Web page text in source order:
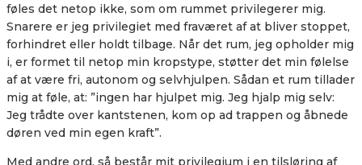
føles det netop ikke, som om rummet privilegerer mig.
Snarere er jeg privilegiet med fraværet af at bliver stoppet,
forhindret eller holdt tilbage. Når det rum, jeg opholder mig
i, er formet til netop min kropstype, støtter det min følelse
af at være fri, autonom og selvhjulpen. Sådan et rum tillader
mig at føle, at: ”ingen har hjulpet mig. Jeg hjalp mig selv:
Jeg trådte over kantstenen, kom op ad trappen og åbnede
døren ved min egen kraft”.
Med andre ord, så består mit privilegium i en tilsløring af